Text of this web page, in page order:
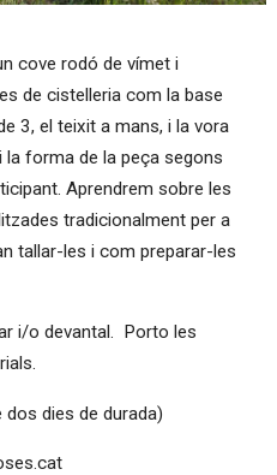
cove rodó de vímet i
de cistelleria com la base
3, el teixit a mans, i la vora
la forma de la peça segons
Aprendrem sobre les
tradicionalment per a
tallar-les i com preparar-les
i/o devantal. Porto les
dies de durada)